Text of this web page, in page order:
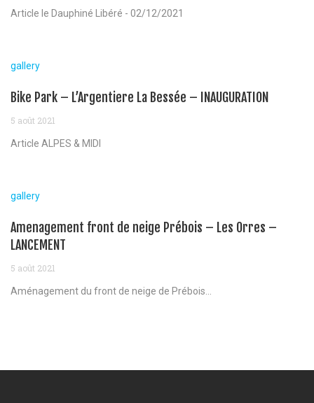
Article le Dauphiné Libéré - 02/12/2021
gallery
Bike Park – L’Argentiere La Bessée – INAUGURATION
5 août 2021
Article ALPES & MIDI
gallery
Amenagement front de neige Prébois – Les Orres –
LANCEMENT
5 août 2021
Aménagement du front de neige de Prébois...